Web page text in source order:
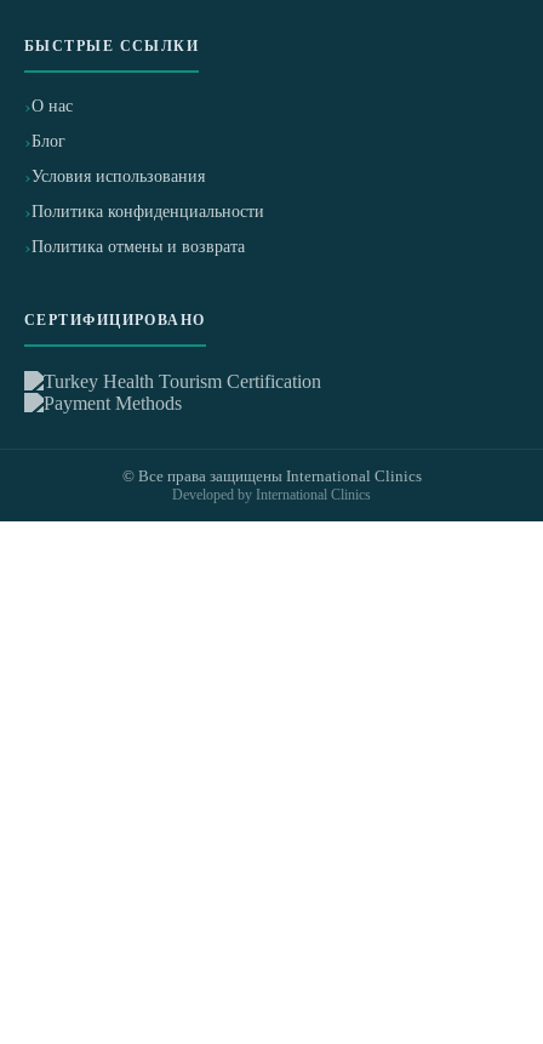
БЫСТРЫЕ ССЫЛКИ
О нас
Блог
Условия использования
Политика конфиденциальности
Политика отмены и возврата
СЕРТИФИЦИРОВАНО
© Все права защищены International Clinics
Developed by International Clinics